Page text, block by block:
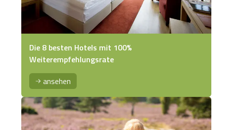
Die 8 besten Hotels mit 100%
Weiterempfehlungsrate
ansehen